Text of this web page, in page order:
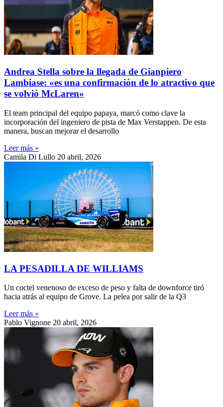
Andrea Stella sobre la llegada de Gianpiero
Lambiase: «es una confirmación de lo atractivo que
se volvió McLaren»
El team principal del equipo papaya, marcó como clave la
incorporación del ingeniero de pista de Max Verstappen. De esta
manera, buscan mejorar el desarrollo
Leer más »
Camila Di Lullo 20 abril, 2026
LA PESADILLA DE WILLIAMS
Un coctel venenoso de exceso de peso y falta de downforce tiró
hacia atrás al equipo de Grove. La pelea por salir de la Q3
Leer más »
Pablo Vignone 20 abril, 2026